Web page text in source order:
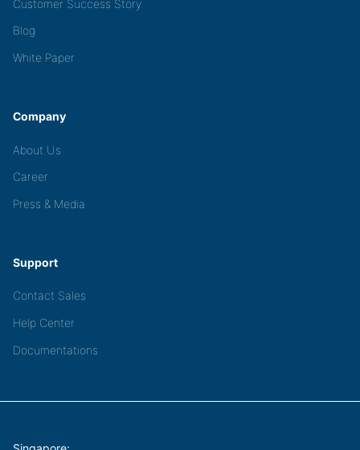
Customer Success Story
Blog
White Paper
Company
About Us
Career
Press & Media
Support
Contact Sales
Help Center
Documentations